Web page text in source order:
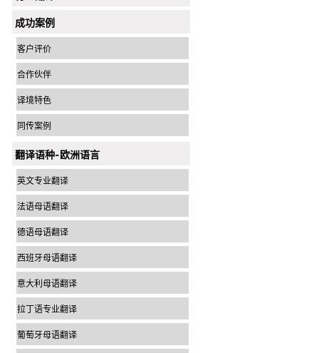
成功案例
客户评价
合作伙伴
译境特色
同传案例
翻译语种-欧洲语言
英文专业翻译
法语母语翻译
德语母语翻译
西班牙母语翻译
意大利母语翻译
拉丁语专业翻译
葡萄牙母语翻译